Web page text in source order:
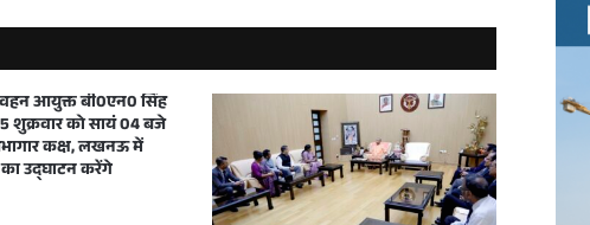
मुख्यमंत्री ने शारदीय नवरात्रि में महाअष्टमी एवं महानवमी के अवसर पर प्रदेशवासियों को हार्दिक बधाई और शुभकामनाएं दीं
आयुक्त बी0एन0 सिंह
शुक्रवार को सायं 04 बजे
कक्ष, लखनऊ में
उद्घाटन करेंगे